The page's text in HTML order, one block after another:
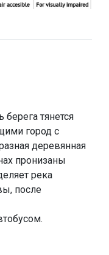
тянется
город с
деревянная
пронизаны
река
после